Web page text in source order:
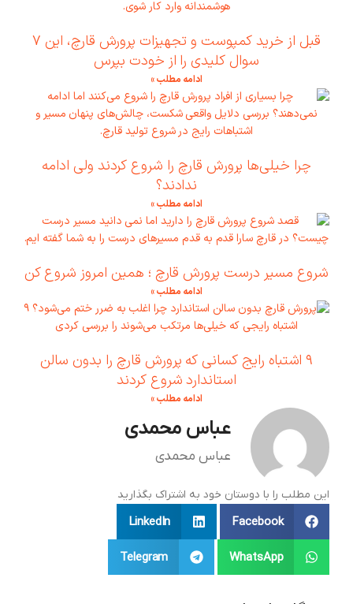
قبل از خرید کمپوست و تجهیزات پرورش قارچ، این ۷
سوال کلیدی را از خودت بپرس
ادامه مطلب »
چرا خیلی‌ها پرورش قارچ را شروع کردند ولی ادامه
ندادند؟
ادامه مطلب »
شروع مسیر درست پرورش قارچ ؛ همین امروز شروع کن
ادامه مطلب »
۹ اشتباه رایج کسانی که پرورش قارچ را بدون سالن
استاندارد شروع کردند
ادامه مطلب »
عباس محمدی
عباس محمدی
این مطلب را با دوستان خود به اشتراک بگذارید
Facebook
LinkedIn
WhatsApp
Telegram